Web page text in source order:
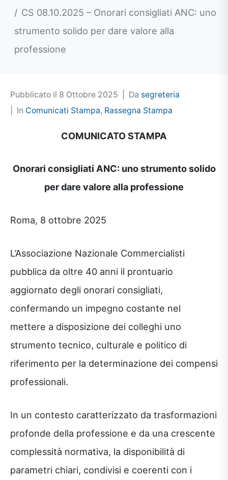
CS 08.10.2025 – Onorari consigliati ANC: uno
strumento solido per dare valore alla
professione
Pubblicato il 8 Ottobre 2025 Da segreteria
In Comunicati Stampa, Rassegna Stampa
COMUNICATO STAMPA
Onorari consigliati ANC: uno strumento solido
per dare valore alla professione
Roma, 8 ottobre 2025
L’Associazione Nazionale Commercialisti
pubblica da oltre 40 anni il prontuario
aggiornato degli onorari consigliati,
confermando un impegno costante nel
mettere a disposizione dei colleghi uno
strumento tecnico, culturale e politico di
riferimento per la determinazione dei compensi
professionali.
In un contesto caratterizzato da trasformazioni
profonde della professione e da una crescente
complessità normativa, la disponibilità di
parametri chiari, condivisi e coerenti con i